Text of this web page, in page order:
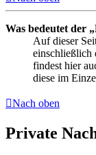
Was bedeutet der
Auf dieser
einschließlich
findest hier
diese im
Nach oben
Private